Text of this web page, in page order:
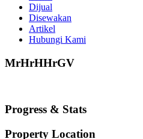
Dijual
Disewakan
Artikel
Hubungi Kami
MrHrHHrGV
Progress & Stats
Property Location